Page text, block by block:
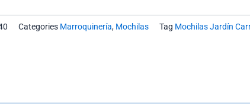
Categories Marroquinería, Mochilas Tag Mochilas Jardín